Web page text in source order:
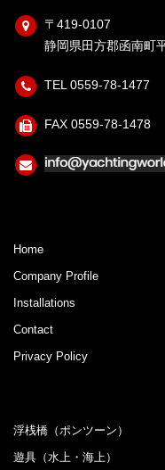
〒419-0107
静岡県田方郡函南町
TEL 0559-78-1477
FAX 0559-78-1478
Home
Company Profile
Installations
Contact
Privacy Policy
浮桟橋（ポンツーン）
遊具（水上・海上）